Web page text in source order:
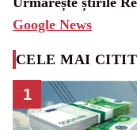
Google News
CELE MAI
1